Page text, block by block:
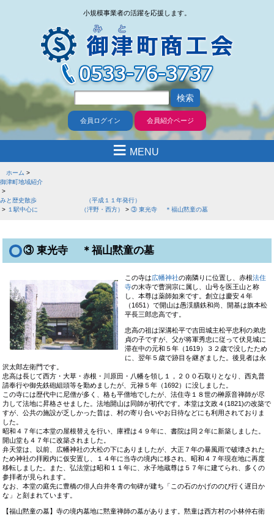
小規模事業者の活躍を応援します。
会員ログイン 会員紹介ページ
≡ MENU
ホーム
御津町地域紹介
みと歴史散歩 （平成１１年発行）
１駅中心に （泙野・西方）
③ 東光寺 ＊福山黙童の墓
③ 東光寺 ＊福山黙童の墓
この寺は広幡神社の南隣りに位置し、赤根法住
寺の末寺で曹洞宗に属し、山号を医王山と称
し、本尊は薬師如来です。創立は慶安４年
（1651）で開山は愚渓膳鉄和尚、開基は旗本松
平長三郎忠高です。
忠高の祖は深溝松平で吉田城主松平忠利の弟忠
貞の子ですが、父が将軍秀忠に従って伏見城に
滞在中の元和５年（1619）３２歳で没したため
に、翌年５歳で跡目を継ぎました。後見者は永
沢太郎左衛門です。
忠高は長じて西方・大草・赤根・川原田・八幡を領し１，２００石取りとなり、西丸普
請奉行や御先鉄砲組頭等を勤めましたが、元禄５年（1692）に没しました。
この寺には歴代中に尼僧が多く、格も平僧地でしたが、法住寺１８世の榊原音禅師が尽
力して法地に昇格させました。法地開山は同師が初代です。本堂は文政４(1821)の改築で
すが、公共の施設が乏しかった昔は、村の寄り合いやお日待などにも利用されておりま
した。
昭和４７年に本堂の屋根替えを行い、庫裡は４９年に、書院は同２年に新築しました。
開山堂も４７年に改築されました。
弁天堂は、以前、広幡神社の大松の下にありましたが、大正７年の暴風雨で破壊された
ため神社の拝殿内に仮安置し、１４年に当寺の境内に移され、昭和４７年現在地に再度
移転しました。また、弘法堂は昭和１１年に、水子地蔵尊は５７年に建てられ、多くの
参拝者が見られます。
なお、本堂の庭先に豊橋の俳人白井冬青の旬碑が建ち「この石のかげののび行く遅日か
な」と刻まれています。
【福山黙童の墓】寺の境内墓地に黙童禅師の墓があります。黙童は西方村の小林仲右衛